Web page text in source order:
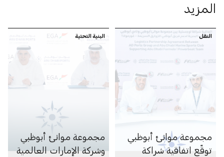
المزيد
النقل
مجموعة موانئ أبوظبي
توقّع اتفاقية شراكة
البنية التحتية
مجموعة موانئ أبوظبي
وشركة الإمارات العالمية